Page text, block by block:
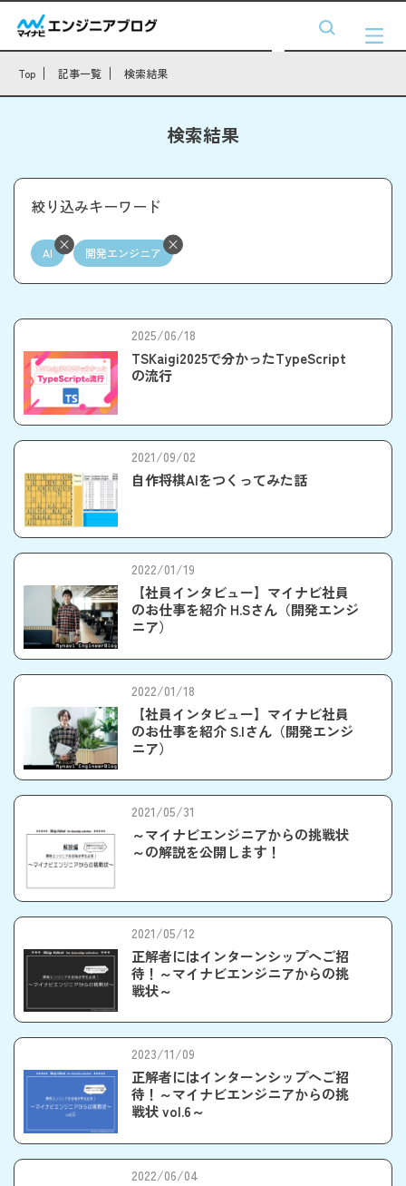
Top 記事一覧 検索結果
検索結果
絞り込みキーワード
AI 開発エンジニア
2025/06/18
TSKaigi2025で分かったTypeScript
の流行
2021/09/02
自作将棋AIをつくってみた話
2022/01/19
【社員インタビュー】マイナビ社員
のお仕事を紹介 H.Sさん（開発エンジ
ニア）
2022/01/18
【社員インタビュー】マイナビ社員
のお仕事を紹介 S.Iさん（開発エンジ
ニア）
2021/05/31
～マイナビエンジニアからの挑戦状
～の解説を公開します！
2021/05/12
正解者にはインターンシップへご招
待！～マイナビエンジニアからの挑
戦状～
2023/11/09
正解者にはインターンシップへご招
待！～マイナビエンジニアからの挑
戦状 vol.6～
2022/06/04